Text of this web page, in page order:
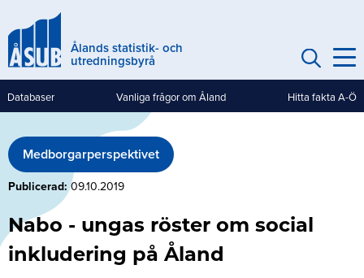
till
huvudinnehållÅlands statistik- och
utredningsbyrå
Genvägar
Databaser Vanliga frågor om Åland Hitta fakta A-Ö
Medborgarperspektivet
Publicerad 09.10.2019
Nabo - ungas röster om social
inkludering på Åland